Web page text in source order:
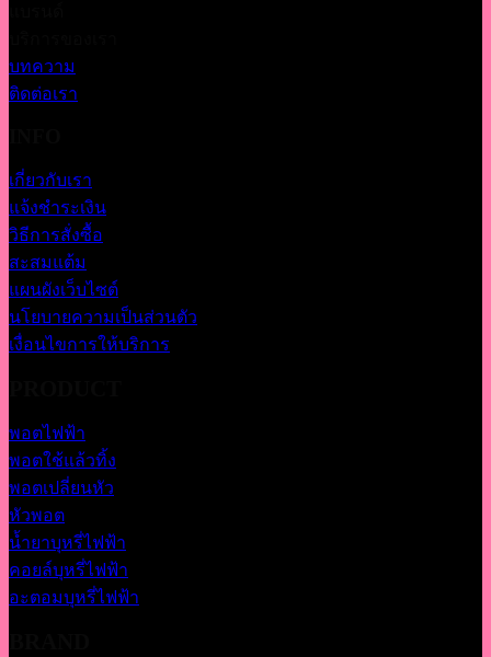
บทความ
ติดต่อเรา
เกี่ยวกับเรา
แจ้งชำระเงิน
วิธีการสั่งซื้อ
สะสมแต้ม
แผนผังเว็บไซต์
นโยบายความเป็นส่วนตัว
เงื่อนไขการให้บริการ
พอตไฟฟ้า
พอตใช้แล้วทิ้ง
พอตเปลี่ยนหัว
หัวพอต
น้ำยาบุหรี่ไฟฟ้า
คอยล์บุหรี่ไฟฟ้า
อะตอมบุหรี่ไฟฟ้า